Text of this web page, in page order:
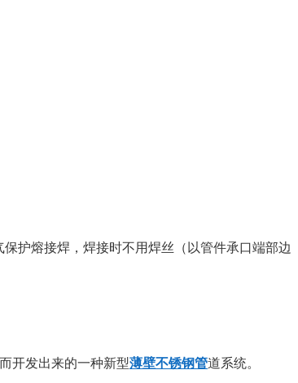
护熔接焊，焊接时不用焊丝（以管件承口端部边
开发出来的一种新型薄壁不锈钢管道系统。